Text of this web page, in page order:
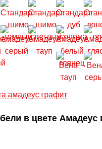
в цвете Амадеус